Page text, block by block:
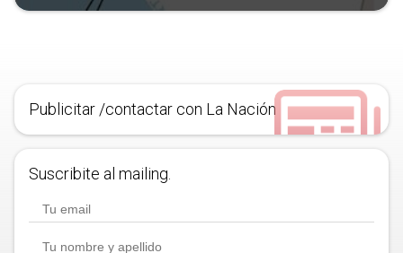
Publicitar /contactar con La Nación
Suscribite al mailing.